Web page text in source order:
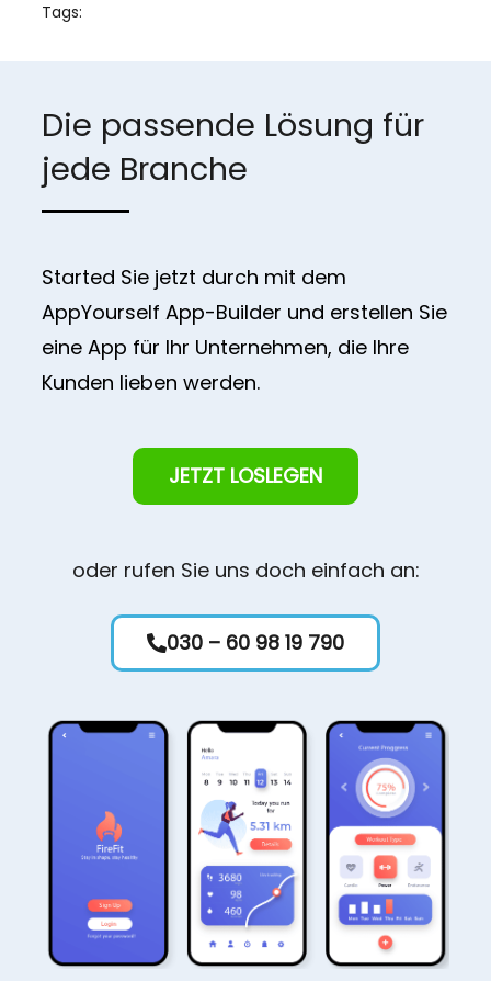
Tags:
Die passende Lösung für
jede Branche
Started Sie jetzt durch mit dem
AppYourself App-Builder und erstellen Sie
eine App für Ihr Unternehmen, die Ihre
Kunden lieben werden.
JETZT LOSLEGEN
oder rufen Sie uns doch einfach an:
030 – 60 98 19 790